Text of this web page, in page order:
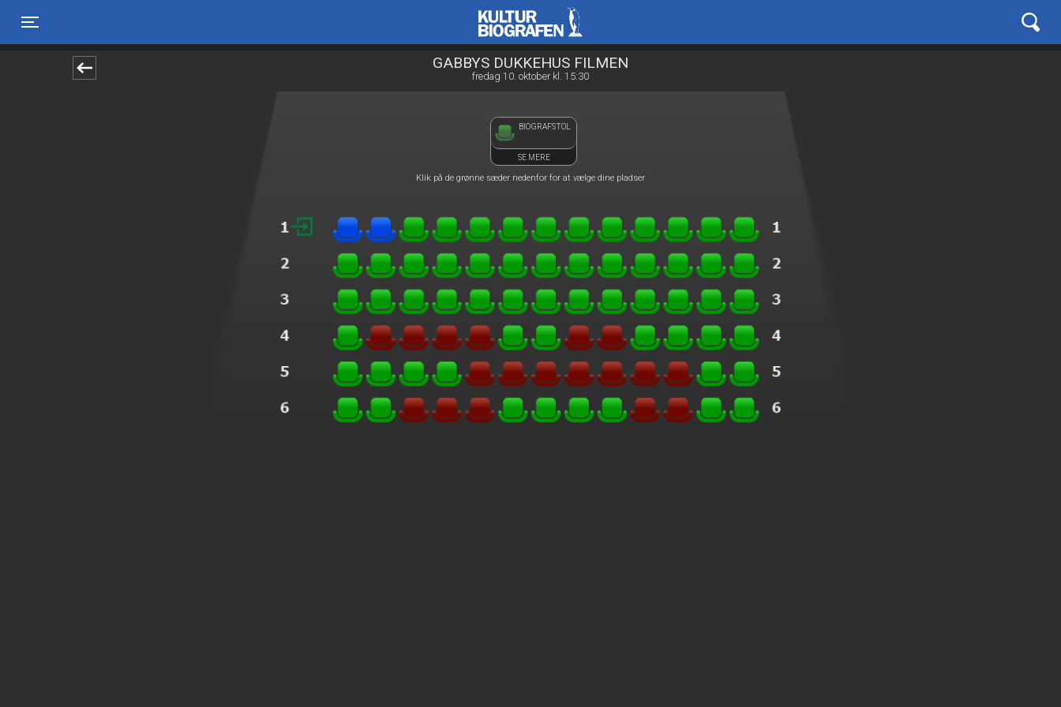
Kulturbiografen
GABBYS DUKKEHUS FILMEN
fredag 10. oktober kl. 15:30
BIOGRAFSTOL
SE MERE
Klik på de grønne sæder nedenfor for at vælge dine pladser
front03-cc 103258